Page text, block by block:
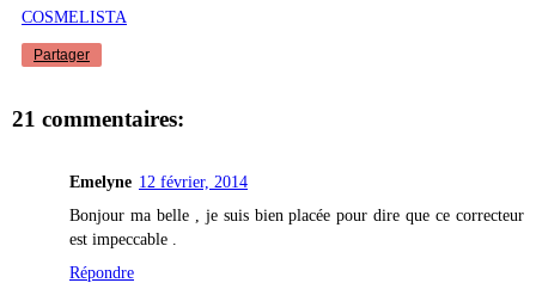
COSMELISTA
Partager
21 commentaires:
Emelyne 12 février, 2014
Bonjour ma belle , je suis bien placée pour dire que ce correcteur
est impeccable .
Répondre